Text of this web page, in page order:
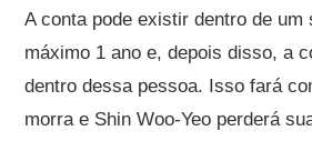
A conta pode existir dentro de um
máximo 1 ano e, depois disso, a
dentro dessa pessoa. Isso fará
morra e Shin Woo-Yeo perderá